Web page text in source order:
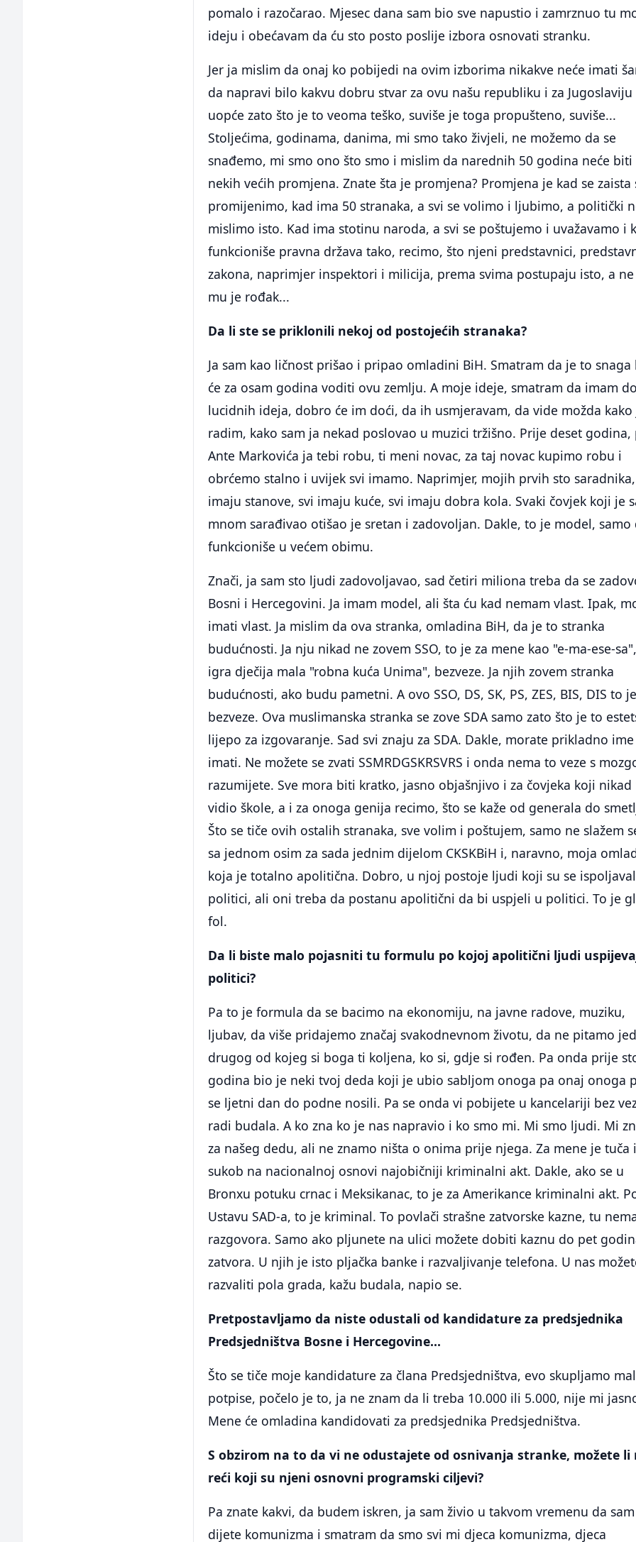
pomalo i razočarao. Mjesec dana sam bio sve napustio i zamrznuo tu
ideju i obećavam da ću sto posto poslije izbora osnovati stranku.
Jer ja mislim da onaj ko pobijedi na ovim izborima nikakve neće imati
da napravi bilo kakvu dobru stvar za ovu našu republiku i za Jugoslaviju
uopće zato što je to veoma teško, suviše je toga propušteno, suviše...
Stoljećima, godinama, danima, mi smo tako živjeli, ne možemo da se
snađemo, mi smo ono što smo i mislim da narednih 50 godina neće biti
nekih većih promjena. Znate šta je promjena? Promjena je kad se zaista
promijenimo, kad ima 50 stranaka, a svi se volimo i ljubimo, a politički
mislimo isto. Kad ima stotinu naroda, a svi se poštujemo i uvažavamo i
funkcioniše pravna država tako, recimo, što njeni predstavnici,
zakona, naprimjer inspektori i milicija, prema svima postupaju isto, a ne
mu je rođak...
Da li ste se priklonili nekoj od postojećih stranaka?
Ja sam kao ličnost prišao i pripao omladini BiH. Smatram da je to snaga
će za osam godina voditi ovu zemlju. A moje ideje, smatram da imam
lucidnih ideja, dobro će im doći, da ih usmjeravam, da vide možda kako
radim, kako sam ja nekad poslovao u muzici tržišno. Prije deset godina,
Ante Markovića ja tebi robu, ti meni novac, za taj novac kupimo robu i
obrćemo stalno i uvijek svi imamo. Naprimjer, mojih prvih sto
imaju stanove, svi imaju kuće, svi imaju dobra kola. Svaki čovjek koji je
mnom sarađivao otišao je sretan i zadovoljan. Dakle, to je model, samo
funkcioniše u većem obimu.
Znači, ja sam sto ljudi zadovoljavao, sad četiri miliona treba da se
Bosni i Hercegovini. Ja imam model, ali šta ću kad nemam vlast. Ipak,
imati vlast. Ja mislim da ova stranka, omladina BiH, da je to stranka
budućnosti. Ja nju nikad ne zovem SSO, to je za mene kao "e-ma-ese-
igra dječija mala "robna kuća Unima", bezveze. Ja njih zovem stranka
budućnosti, ako budu pametni. A ovo SSO, DS, SK, PS, ZES, BIS, DIS to je
bezveze. Ova muslimanska stranka se zove SDA samo zato što je to
lijepo za izgovaranje. Sad svi znaju za SDA. Dakle, morate prikladno ime
imati. Ne možete se zvati SSMRDGSKRSVRS i onda nema to veze s
razumijete. Sve mora biti kratko, jasno objašnjivo i za čovjeka koji nikad
vidio škole, a i za onoga genija recimo, što se kaže od generala do
Što se tiče ovih ostalih stranaka, sve volim i poštujem, samo ne slažem
sa jednom osim za sada jednim dijelom CKSKBiH i, naravno, moja
koja je totalno apolitična. Dobro, u njoj postoje ljudi koji su se
politici, ali oni treba da postanu apolitični da bi uspjeli u politici. To je
fol.
Da li biste malo pojasniti tu formulu po kojoj apolitični ljudi
politici?
Pa to je formula da se bacimo na ekonomiju, na javne radove, muziku,
ljubav, da više pridajemo značaj svakodnevnom životu, da ne pitamo
drugog od kojeg si boga ti koljena, ko si, gdje si rođen. Pa onda prije
godina bio je neki tvoj deda koji je ubio sabljom onoga pa onaj onoga
se ljetni dan do podne nosili. Pa se onda vi pobijete u kancelariji bez
radi budala. A ko zna ko je nas napravio i ko smo mi. Mi smo ljudi. Mi
za našeg dedu, ali ne znamo ništa o onima prije njega. Za mene je tuča
sukob na nacionalnoj osnovi najobičniji kriminalni akt. Dakle, ako se u
Bronxu potuku crnac i Meksikanac, to je za Amerikance kriminalni akt.
Ustavu SAD-a, to je kriminal. To povlači strašne zatvorske kazne, tu
razgovora. Samo ako pljunete na ulici možete dobiti kaznu do pet
zatvora. U njih je isto pljačka banke i razvaljivanje telefona. U nas
razvaliti pola grada, kažu budala, napio se.
Pretpostavljamo da niste odustali od kandidature za predsjednika
Predsjedništva Bosne i Hercegovine...
Što se tiče moje kandidature za člana Predsjedništva, evo skupljamo
potpise, počelo je to, ja ne znam da li treba 10.000 ili 5.000, nije mi
Mene će omladina kandidovati za predsjednika Predsjedništva.
S obzirom na to da vi ne odustajete od osnivanja stranke, možete li
reći koji su njeni osnovni programski ciljevi?
Pa znate kakvi, da budem iskren, ja sam živio u takvom vremenu da
dijete komunizma i smatram da smo svi mi djeca komunizma, djeca